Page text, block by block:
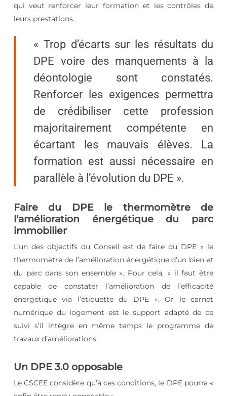
qui veut renforcer leur formation et les contrôles de
leurs prestations.
« Trop d’écarts sur les résultats du
DPE voire des manquements à la
déontologie sont constatés.
Renforcer les exigences permettra
de crédibiliser cette profession
majoritairement compétente en
écartant les mauvais élèves. La
formation est aussi nécessaire en
parallèle à l’évolution du DPE ».
Faire du DPE le thermomètre de
l’amélioration énergétique du parc
immobilier
L’un des objectifs du Conseil est de faire du DPE « le
thermomètre de l’amélioration énergétique d’un bien et
du parc dans son ensemble ». Pour cela, « il faut être
capable de constater l’amélioration de l’efficacité
énergétique via l’étiquette du DPE ». Or le carnet
numérique du logement est le support adapté de ce
suivi s’il intègre en même temps le programme de
travaux d’améliorations.
Un DPE 3.0 opposable
Le CSCEE considère qu’à ces conditions, le DPE pourra «